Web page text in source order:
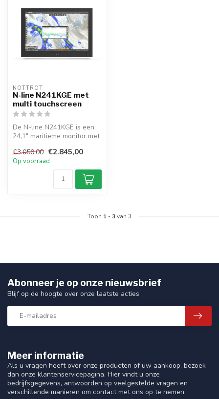
NOTTROT
N-line N241KGE met
multi touchscreen
De N-line N241KGE is een
24,1" maritieme monitor met
v...
€3.050,00 €2.845,00
Op voorraad
Toon 1 -3van 3
Meer informatie
Als u vragen heeft over onze producten of uw aankoop, bezoek
dan onze klantenservicepagina. Hier vindt u onze
bedrijfsgegevens, antwoorden op veelgestelde vragen en
verschillende manieren om contact met ons op te nemen.
Abonneer je op onze nieuwsbrief
Blijf op de hoogte over onze laatste acties